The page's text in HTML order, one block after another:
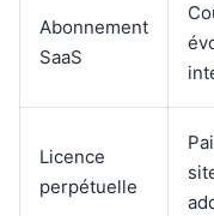
Abonnement
SaaS
Licence
perpétuelle